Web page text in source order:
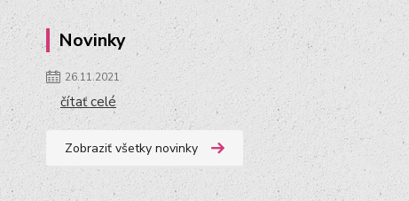
Novinky
26.11.2021
čítať celé
Zobraziť všetky novinky